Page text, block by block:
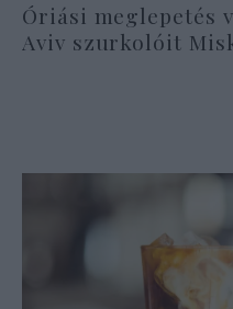
Óriási meglepetés
Aviv szurkolóit